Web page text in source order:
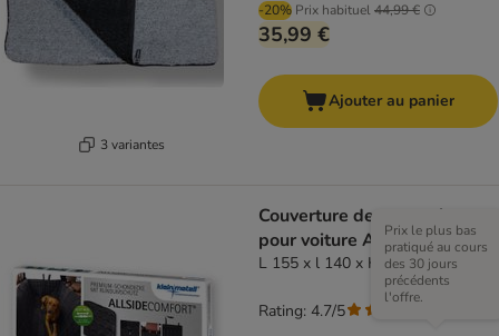
3 variantes
-20% Prix habituel44,99 €
35,99 €
Ajouter au panier
Couverture de protection
pour voiture Allside Comfort
L 155 x l 140 x H 50 cm
Prix le plus bas
pratiqué au cours
des 30 jours
précédents
l'offre.
Rating: 4.7/5